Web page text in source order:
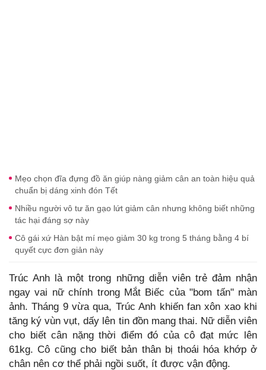
Mẹo chọn đĩa đựng đồ ăn giúp nàng giảm cân an toàn hiệu quả
chuẩn bị dáng xinh đón Tết
Nhiều người vô tư ăn gạo lứt giảm cân nhưng không biết những
tác hại đáng sợ này
Cô gái xứ Hàn bật mí mẹo giảm 30 kg trong 5 tháng bằng 4 bí
quyết cực đơn giản này
Trúc Anh là một trong những diễn viên trẻ đảm nhận
ngay vai nữ chính trong Mắt Biếc của "bom tấn" màn
ảnh. Tháng 9 vừa qua, Trúc Anh khiến fan xôn xao khi
tăng ký vùn vụt, dấy lên tin đồn mang thai. Nữ diễn viên
cho biết cân nặng thời điểm đó của cô đạt mức lên
61kg. Cô cũng cho biết bản thân bị thoái hóa khớp ở
chân nên cơ thể phải ngồi suốt, ít được vận động.